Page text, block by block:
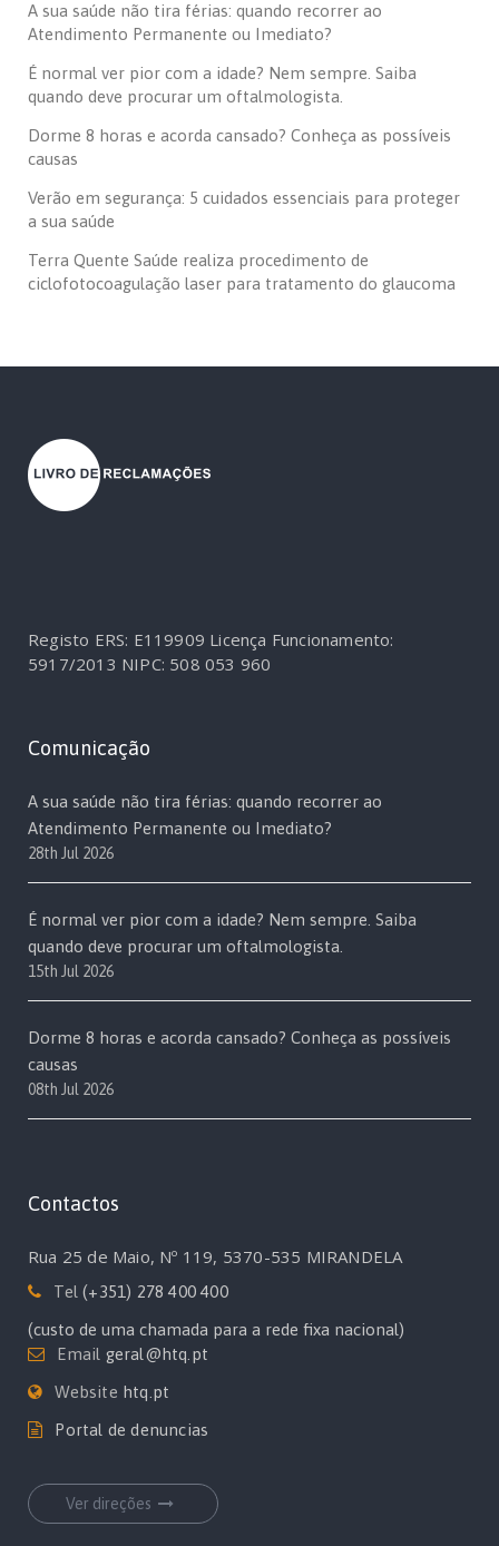
A sua saúde não tira férias: quando recorrer ao
Atendimento Permanente ou Imediato?
É normal ver pior com a idade? Nem sempre. Saiba
quando deve procurar um oftalmologista.
Dorme 8 horas e acorda cansado? Conheça as possíveis
causas
Verão em segurança: 5 cuidados essenciais para proteger
a sua saúde
Terra Quente Saúde realiza procedimento de
ciclofotocoagulação laser para tratamento do glaucoma
Registo ERS: E119909 Licença Funcionamento:
5917/2013 NIPC: 508 053 960
Comunicação
A sua saúde não tira férias: quando recorrer ao
Atendimento Permanente ou Imediato?
28th Jul 2026
É normal ver pior com a idade? Nem sempre. Saiba
quando deve procurar um oftalmologista.
15th Jul 2026
Dorme 8 horas e acorda cansado? Conheça as possíveis
causas
08th Jul 2026
Contactos
Rua 25 de Maio, Nº 119, 5370-535 MIRANDELA
Tel(+351) 278 400 400
(custo de uma chamada para a rede fixa nacional)
Email geral@htq.pt
Website htq.pt
Portal de denuncias
Ver direções